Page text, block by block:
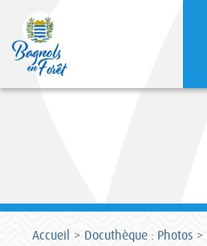
Accueil Docuthèque : Photos